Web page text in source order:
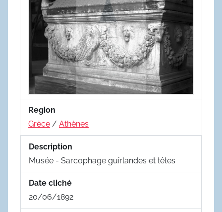
Region
Grèce / Athènes
Description
Musée - Sarcophage guirlandes et têtes
Date cliché
20/06/1892